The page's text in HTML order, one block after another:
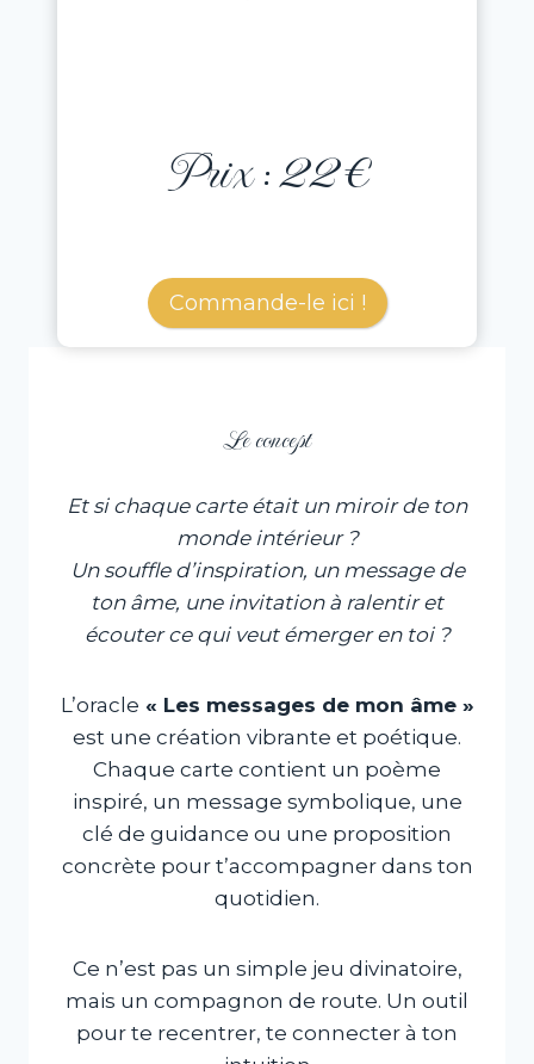
Prix : 22 €
Commande-le ici !
Le concept
Et si chaque carte était un miroir de ton
monde intérieur ?
Un souffle d’inspiration, un message de
ton âme, une invitation à ralentir et
écouter ce qui veut émerger en toi ?
L’oracle « Les messages de mon âme »
est une création vibrante et poétique.
Chaque carte contient un poème
inspiré, un message symbolique, une
clé de guidance ou une proposition
concrète pour t’accompagner dans ton
quotidien.
Ce n’est pas un simple jeu divinatoire,
mais un compagnon de route. Un outil
pour te recentrer, te connecter à ton